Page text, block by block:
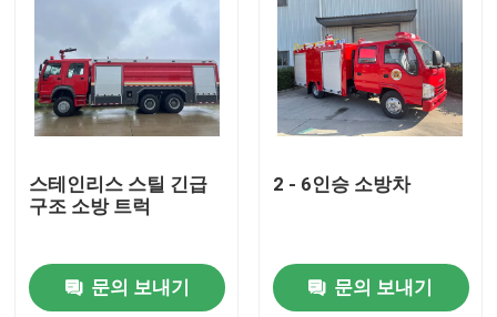
스테인리스 스틸 긴급
구조 소방 트럭
문의 보내기
2 - 6인승 소방차
문의 보내기